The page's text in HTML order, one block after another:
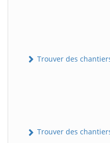
Trouver des
Trouver des